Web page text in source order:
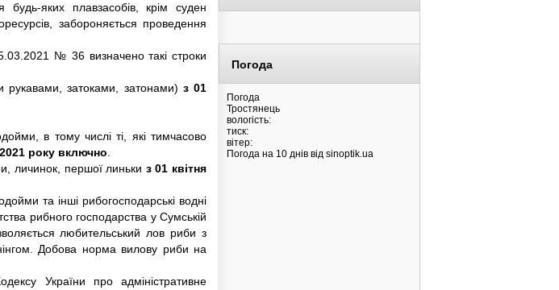
яких плавзасобів, крім суден
забороняється проведення
№ 36 визначено такі строки
рукавами, затоками, затонами) з 01
в тому числі ті, які тимчасово
21 року включно
личинок, першої линьки з 01 квітня
та інші рибогосподарські водні
рибного господарства у Сумській
любительський лов риби з
Добова норма вилову риби на
України про адміністративне
Погода
Погода
Тростянець
вологість:
тиск:
вітер:
Погода на 10 днів від sinoptik.ua